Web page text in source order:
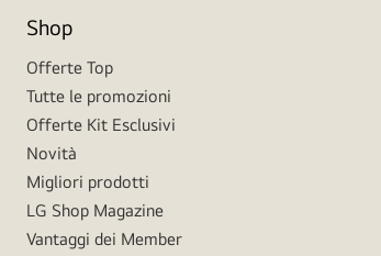
Shop
Offerte Top
Tutte le promozioni
Offerte Kit Esclusivi
Novità
Migliori prodotti
LG Shop Magazine
Vantaggi dei Member